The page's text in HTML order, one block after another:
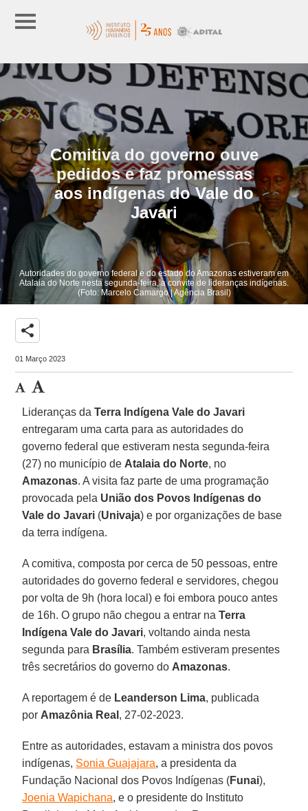
Comitiva do governo ouve
pedidos e faz promessas
aos indígenas do Vale do
Javari
Autoridades do governo federal e do estado do Amazonas estiveram em
Atalaia do Norte nesta segunda-feira, a convite de lideranças indígenas.
(Foto: Marcelo Camargo | Agência Brasil)
share
01 Março 2023
Lideranças daTerra Indígena Vale do Javari
entregaram uma carta para as autoridades do
governo federal que estiveram nesta segunda-feira
(27) no município de Atalaia do Norte, no
Amazonas. A visita faz parte de uma programação
provocada pela União dos Povos Indígenas do
Vale do Javari (Univaja) e por organizações de base
da terra indígena.
A comitiva, composta por cerca de 50 pessoas, entre
autoridades do governo federal e servidores, chegou
por volta de 9h (hora local) e foi embora pouco antes
de 16h. O grupo não chegou a entrar naTerra
Indígena Vale do Javari, voltando ainda nesta
segunda para Brasília. Também estiveram presentes
três secretários do governo do Amazonas.
A reportagem é de Leanderson Lima, publicada
por Amazônia Real , 27-02-2023.
Entre as autoridades, estavam a ministra dos povos
indígenas, Sonia Guajajara, a presidenta da
Fundação Nacional dos Povos Indígenas (Funai),
Joenia Wapichana, e o presidente do Instituto